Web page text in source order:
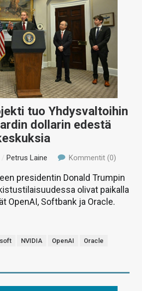
tuo Yhdysvaltoihin
dollarin edestä
/ Petrus Laine Kommentit (0)
presidentin Donald Trumpin
olivat paikalla
OpenAI, Softbank ja Oracle.
NVIDIA OpenAI
Oracle